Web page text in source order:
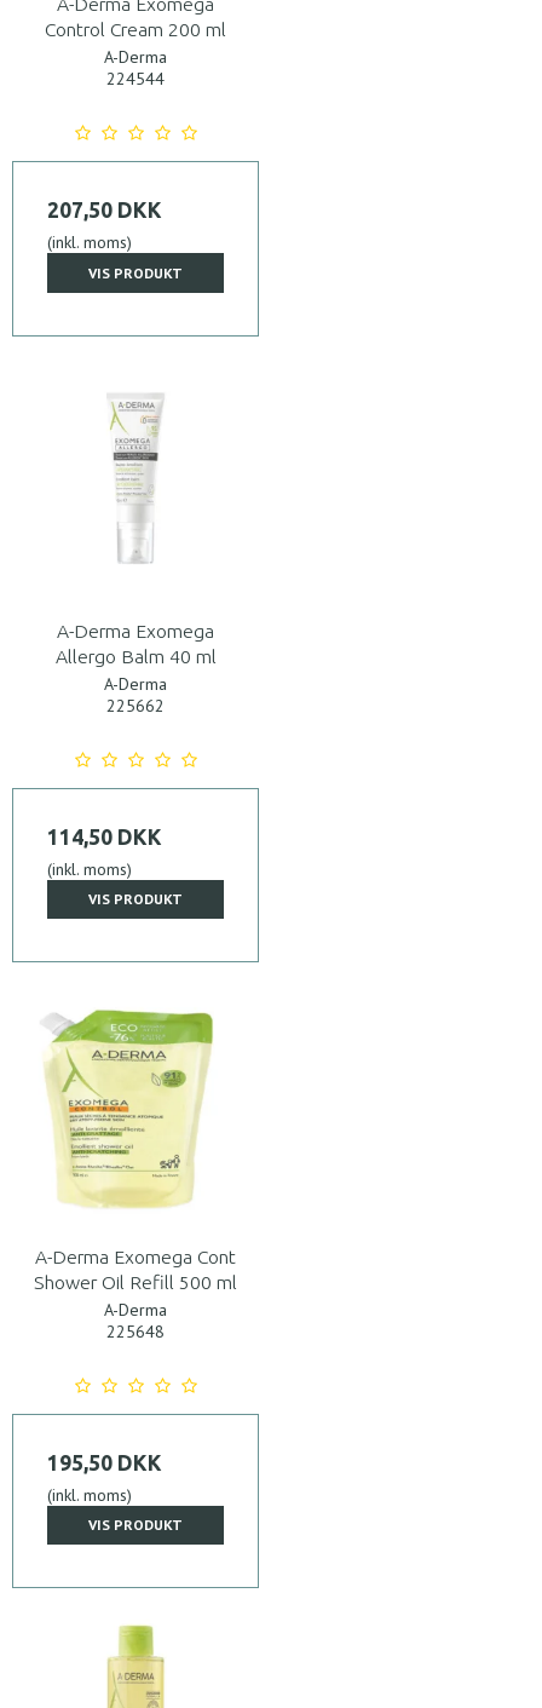
Control Cream 200 ml
A-Derma
224544
207,50 DKK
(inkl. moms)
VIS PRODUKT
A-Derma Exomega
Allergo Balm 40 ml
A-Derma
225662
114,50 DKK
(inkl. moms)
VIS PRODUKT
A-Derma Exomega Cont
Shower Oil Refill 500 ml
A-Derma
225648
195,50 DKK
(inkl. moms)
VIS PRODUKT